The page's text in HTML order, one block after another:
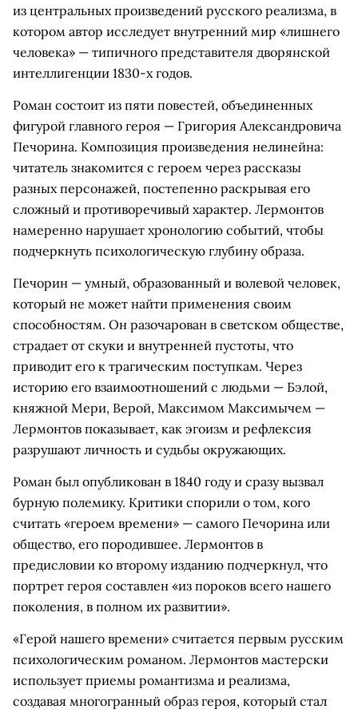
из центральных произведений русского реализма, в
котором автор исследует внутренний мир «лишнего
человека» — типичного представителя дворянской
интеллигенции 1830-х годов.
Роман состоит из пяти повестей, объединенных
фигурой главного героя — Григория Александровича
Печорина. Композиция произведения нелинейна:
читатель знакомится с героем через рассказы
разных персонажей, постепенно раскрывая его
сложный и противоречивый характер. Лермонтов
намеренно нарушает хронологию событий, чтобы
подчеркнуть психологическую глубину образа.
Печорин — умный, образованный и волевой человек,
который не может найти применения своим
способностям. Он разочарован в светском обществе,
страдает от скуки и внутренней пустоты, что
приводит его к трагическим поступкам. Через
историю его взаимоотношений с людьми — Бэлой,
княжной Мери, Верой, Максимом Максимычем —
Лермонтов показывает, как эгоизм и рефлексия
разрушают личность и судьбы окружающих.
Роман был опубликован в 1840 году и сразу вызвал
бурную полемику. Критики спорили о том, кого
считать «героем времени» — самого Печорина или
общество, его породившее. Лермонтов в
предисловии ко второму изданию подчеркнул, что
портрет героя составлен «из пороков всего нашего
поколения, в полном их развитии».
«Герой нашего времени» считается первым русским
психологическим романом. Лермонтов мастерски
использует приемы романтизма и реализма,
создавая многогранный образ героя, который стал